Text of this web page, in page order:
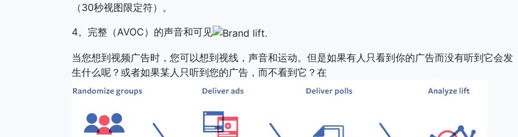
（30秒视图限定符）。
4。完整（AVOC）的声音和可见
当您想到视频广告时，您可以想到视线，声音和运动。但是如果有人只看到你的广告而没有听到它会发
生什么呢？或者如果某人只听到您的广告，而不看到它？在